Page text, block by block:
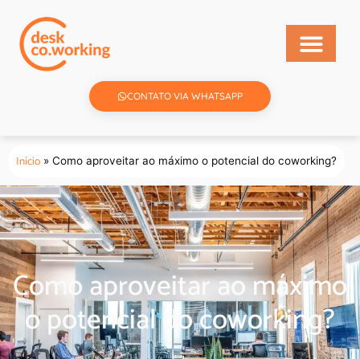
CONTATO VIA WHATSAPP
Início » Como aproveitar ao máximo o potencial do coworking?
Como aproveitar ao máximo
o potencial do coworking?